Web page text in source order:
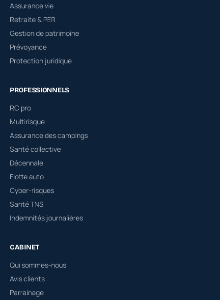
Assurance vie
Retraite & PER
Gestion de patrimoine
Prévoyance
Protection juridique
PROFESSIONNELS
RC pro
Multirisque
Assurance des campings
Santé collective
Décennale
Flotte auto
Cyber-risques
Santé TNS
Indemnités journalières
CABINET
Qui sommes-nous
Avis clients
Parrainage